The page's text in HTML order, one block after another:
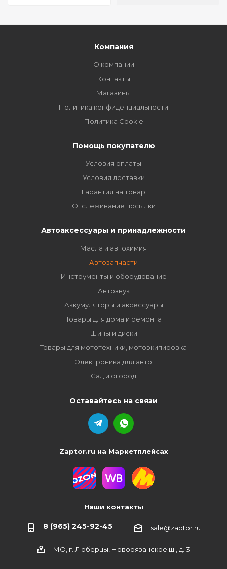
Компания
О компании
Контакты
Магазины
Политика конфиденциальности
Политика Cookie
Помощь покупателю
Условия оплаты
Условия доставки
Гарантия на товар
Отслеживание посылки
Автоаксессуары и принадлежности
Масла и автохимия
Автозапчасти
Инструменты и оборудование
Автозвук
Аккумуляторы и аксессуары
Товары для дома и ремонта
Шины и диски
Товары для мототехники, мотоэкипировка
Электроника для авто
Сад и огород
Оставайтесь на связи
Zaptor.ru на Маркетплейсах
Наши контакты
8 (965) 245-92-45 sale@zaptor.ru
МО, г. Люберцы, Новорязанское ш., д. 3